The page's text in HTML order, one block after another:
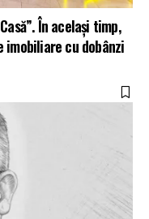
În același timp,
cu dobânzi